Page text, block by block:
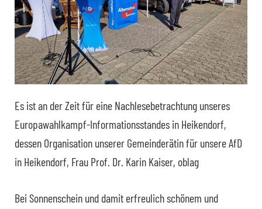
Es ist an der Zeit für eine Nachlesebetrachtung unseres
Europawahlkampf-Informationsstandes in Heikendorf,
dessen Organisation unserer Gemeinderätin für unsere AfD
in Heikendorf, Frau Prof. Dr. Karin Kaiser, oblag
Bei Sonnenschein und damit erfreulich schönem und